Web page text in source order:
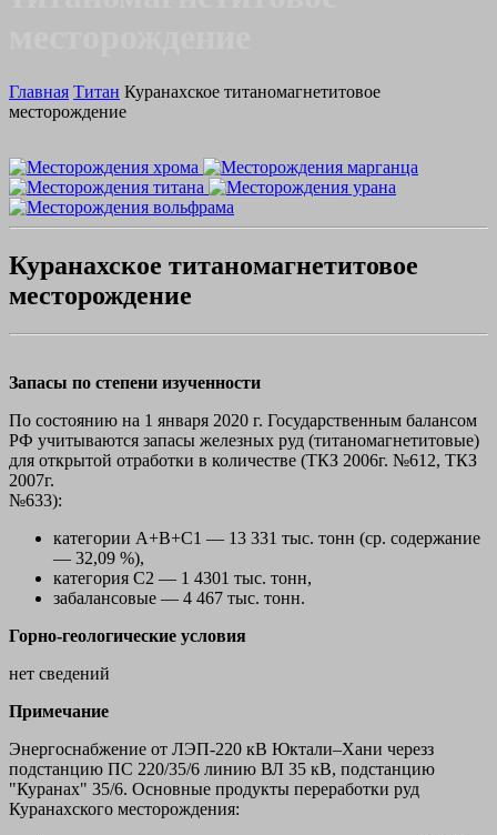
Главная Титан Куранахское титаномагнетитовое
месторождение
Куранахское титаномагнетитовое
месторождение
Запасы по степени изученности
По состоянию на 1 января 2020 г. Государственным балансом
РФ учитываются запасы железных руд (титаномагнетитовые)
для открытой отработки в количестве (ТКЗ 2006г. №612, ТКЗ
2007г.
№633):
категории А+В+С1 — 13 331 тыс. тонн (ср. содержание
— 32,09 %),
категория С2 — 1 4301 тыс. тонн,
забалансовые — 4 467 тыс. тонн.
Горно-геологические условия
нет сведений
Примечание
Энергоснабжение от ЛЭП-220 кВ Юктали–Хани черезз
подстанцию ПС 220/35/6 линию ВЛ 35 кВ, подстанцию
"Куранах" 35/6. Основные продукты переработки руд
Куранахского месторождения: